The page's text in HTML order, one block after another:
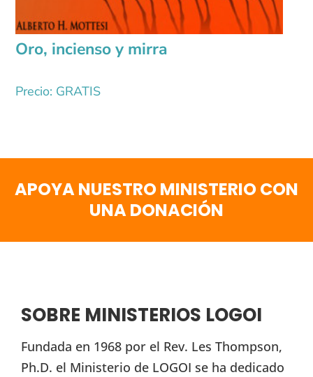
Oro, incienso y mirra
Precio: GRATIS
APOYA NUESTRO MINISTERIO CON
UNA DONACIÓN
SOBRE MINISTERIOS LOGOI
Fundada en 1968 por el Rev. Les Thompson,
Ph.D. el Ministerio de LOGOI se ha dedicado